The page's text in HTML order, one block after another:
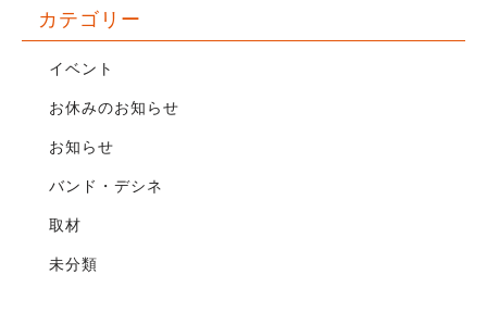
カテゴリー
イベント
お休みのお知らせ
お知らせ
バンド・デシネ
取材
未分類